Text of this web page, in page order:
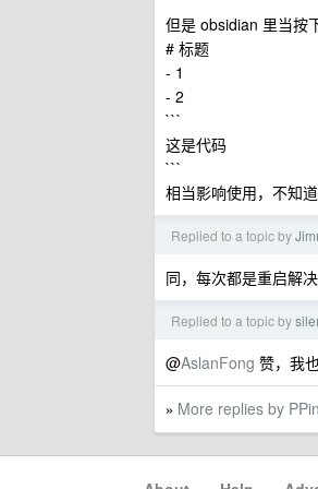
但是 obsidian 里当按
# 标题
- 1
- 2
```
这是代码
```
相当影响使用，不知
Replied to a topic by
同，每次都是重启解
Replied to a topic by
@AslanFong 赞，我
» More replies by